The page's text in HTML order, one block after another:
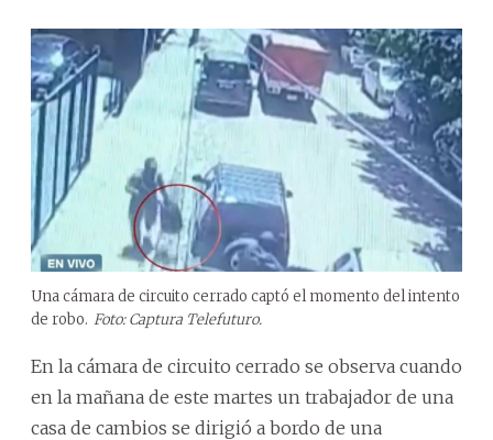
Una cámara de circuito cerrado captó el momento del intento
de robo. Foto: Captura Telefuturo.
En la cámara de circuito cerrado se observa cuando
en la mañana de este martes un trabajador de una
casa de cambios se dirigió a bordo de una